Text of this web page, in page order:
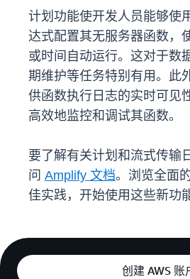
计划功能使开发人员能够使
达式配置其无服务器函数，
或时间自动运行。这对于数
期维护等任务特别有用。此
供函数执行日志的实时可见
高效地监控和调试其函数。
要了解有关计划和流式传输
问 Amplify 文档。浏览全面
佳实践，开始使用这些新功
创建 AWS 账